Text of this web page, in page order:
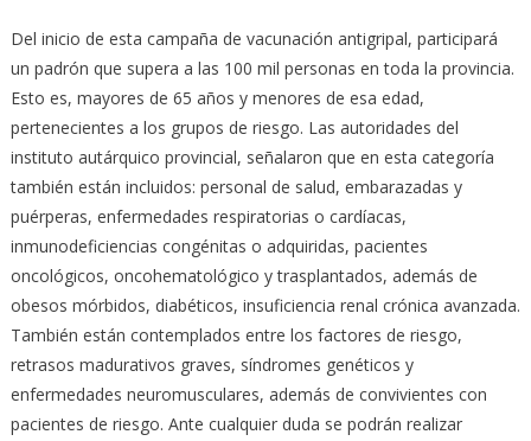
Del inicio de esta campaña de vacunación antigripal, participará
un padrón que supera a las 100 mil personas en toda la provincia.
Esto es, mayores de 65 años y menores de esa edad,
pertenecientes a los grupos de riesgo. Las autoridades del
instituto autárquico provincial, señalaron que en esta categoría
también están incluidos: personal de salud, embarazadas y
puérperas, enfermedades respiratorias o cardíacas,
inmunodeficiencias congénitas o adquiridas, pacientes
oncológicos, oncohematológico y trasplantados, además de
obesos mórbidos, diabéticos, insuficiencia renal crónica avanzada.
También están contemplados entre los factores de riesgo,
retrasos madurativos graves, síndromes genéticos y
enfermedades neuromusculares, además de convivientes con
pacientes de riesgo. Ante cualquier duda se podrán realizar